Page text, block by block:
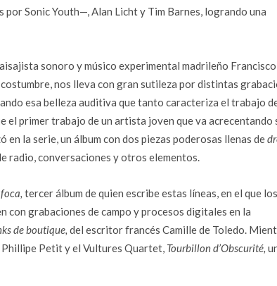
Sonic Youth—, Alan Licht y Tim Barnes, logrando una
sonoro y músico experimental madrileño
nos lleva con gran sutileza por distintas
esa belleza auditiva que tanto caracteriza el trabajo
el primer trabajo de un artista joven que va acrecentando
en la serie, un álbum con dos piezas poderosas llenas de
radio, conversaciones y otros elementos.
tercer álbum de quien escribe estas líneas, en el que los
grabaciones de campo y procesos digitales en la
de boutique, del escritor francés Camille de Toledo.
Petit y el Vultures Quartet, Tourbillon d’Obscurité,